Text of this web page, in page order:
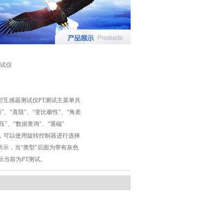
仪
互感器测试仪PT测试主菜单共
、“直阻"、“变比极性"、“角差
"、“数据查询"、“退磁"
可以使用旋转控制器进行选择
示，当“类型"后面为带有灰色
当前为PT测试。